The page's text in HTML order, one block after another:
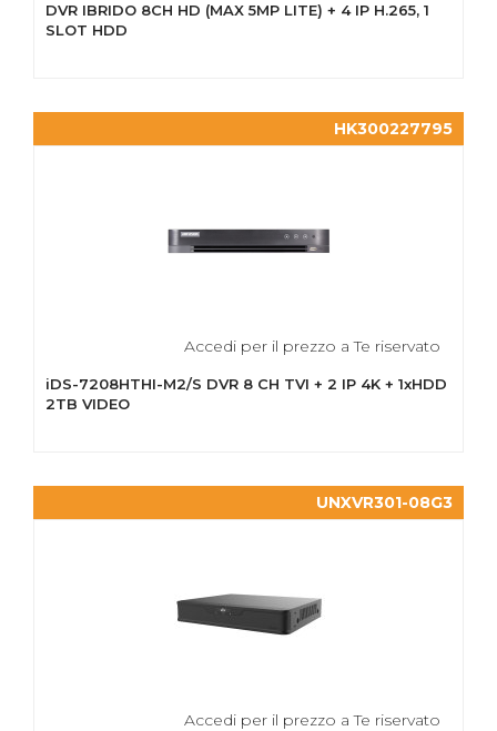
DVR IBRIDO 8CH HD (MAX 5MP LITE) + 4 IP H.265, 1
SLOT HDD
HK300227795
Accedi per il prezzo a Te riservato
iDS-7208HTHI-M2/S DVR 8 CH TVI + 2 IP 4K + 1xHDD
2TB VIDEO
UNXVR301-08G3
Accedi per il prezzo a Te riservato